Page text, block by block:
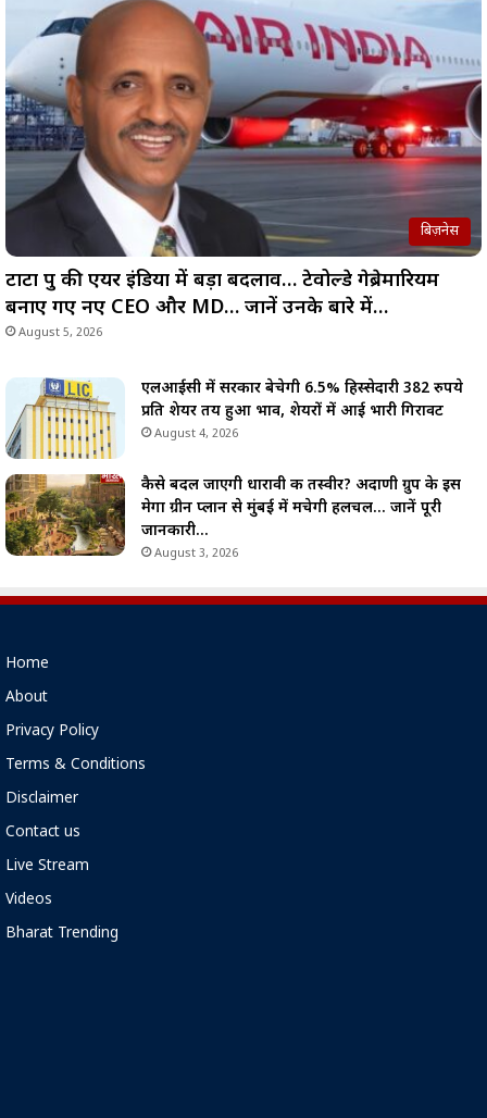
बिज़नेस
टाटा ग्रुप की एयर इंडिया में बड़ा बदलाव… टेवोल्डे गेब्रेमारियम
बनाए गए नए CEO और MD… जानें उनके बारे में…
August 5, 2026
एलआईसी में सरकार बेचेगी 6.5% हिस्सेदारी 382 रुपये
प्रति शेयर तय हुआ भाव, शेयरों में आई भारी गिरावट
August 4, 2026
कैसे बदल जाएगी धारावी की तस्वीर? अदाणी ग्रुप के इस
मेगा ग्रीन प्लान से मुंबई में मचेगी हलचल… जानें पूरी
जानकारी…
August 3, 2026
Home
About
Privacy Policy
Terms & Conditions
Disclaimer
Contact us
Live Stream
Videos
Bharat Trending